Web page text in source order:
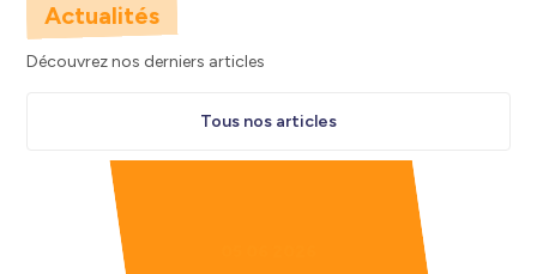
Actualités
Découvrez nos derniers articles
Tous nos articles